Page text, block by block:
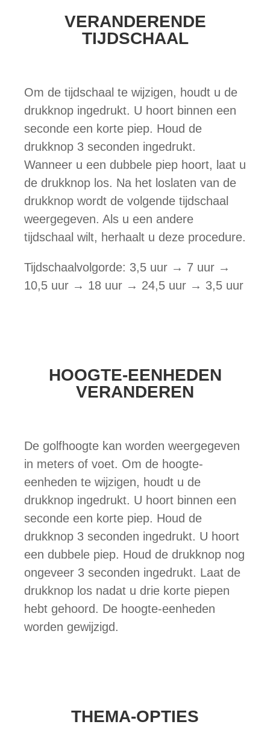
VERANDERENDE
TIJDSCHAAL
Om de tijdschaal te wijzigen, houdt u de
drukknop ingedrukt. U hoort binnen een
seconde een korte piep. Houd de
drukknop 3 seconden ingedrukt.
Wanneer u een dubbele piep hoort, laat u
de drukknop los. Na het loslaten van de
drukknop wordt de volgende tijdschaal
weergegeven. Als u een andere
tijdschaal wilt, herhaalt u deze procedure.
Tijdschaalvolgorde: 3,5 uur → 7 uur →
10,5 uur → 18 uur → 24,5 uur → 3,5 uur
HOOGTE-EENHEDEN
VERANDEREN
De golfhoogte kan worden weergegeven
in meters of voet. Om de hoogte-
eenheden te wijzigen, houdt u de
drukknop ingedrukt. U hoort binnen een
seconde een korte piep. Houd de
drukknop 3 seconden ingedrukt. U hoort
een dubbele piep. Houd de drukknop nog
ongeveer 3 seconden ingedrukt. Laat de
drukknop los nadat u drie korte piepen
hebt gehoord. De hoogte-eenheden
worden gewijzigd.
THEMA-OPTIES